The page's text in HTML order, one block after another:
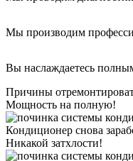
Мы производим
Вы наслаждаетесь
Причины
Мощность на полную!
Кондиционер снова
Никакой затхлости!